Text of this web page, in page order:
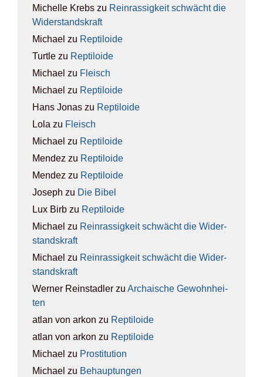
Michelle Krebs zu Rein­ras­sig­keit schwächt die
Wider­stands­kraft
Michael zu Rep­ti­lo­ide
Turtle zu Rep­ti­lo­ide
Michael zu Fleisch
Michael zu Rep­ti­lo­ide
Hans Jonas zu Rep­ti­lo­ide
Lola zu Fleisch
Michael zu Rep­ti­lo­ide
Mendez zu Rep­ti­lo­ide
Mendez zu Rep­ti­lo­ide
Joseph zu Die Bibel
Lux Birb zu Rep­ti­lo­ide
Michael zu Rein­ras­sig­keit schwächt die Wider­
stands­kraft
Michael zu Rein­ras­sig­keit schwächt die Wider­
stands­kraft
Werner Reinstadler zu Archai­sche Gewohn­hei­
ten
atlan von arkon zu Rep­ti­lo­ide
atlan von arkon zu Rep­ti­lo­ide
Michael zu Pro­sti­tu­ti­on
Michael zu Behaup­tun­gen